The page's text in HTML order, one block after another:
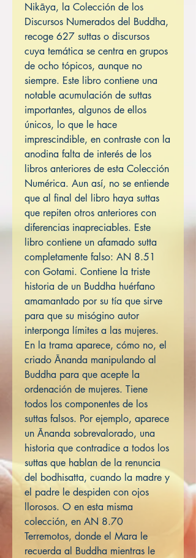
Nikāya, la Colección de los
Discursos Numerados del Buddha,
recoge 627 suttas o discursos
cuya temática se centra en grupos
de ocho tópicos, aunque no
siempre. Este libro contiene una
notable acumulación de suttas
importantes, algunos de ellos
únicos, lo que le hace
imprescindible, en contraste con la
anodina falta de interés de los
libros anteriores de esta Colección
Numérica. Aun así, no se entiende
que al final del libro haya suttas
que repiten otros anteriores con
diferencias inapreciables. Este
libro contiene un afamado sutta
completamente falso: AN 8.51
con Gotami. Contiene la triste
historia de un Buddha huérfano
amamantado por su tía que sirve
para que su misógino autor
interponga límites a las mujeres.
En la trama aparece, cómo no, el
criado Ānanda manipulando al
Buddha para que acepte la
ordenación de mujeres. Tiene
todos los componentes de los
suttas falsos. Por ejemplo, aparece
un Ānanda sobrevalorado, una
historia que contradice a todos los
suttas que hablan de la renuncia
del bodhisatta, cuando la madre y
el padre le despiden con ojos
llorosos. O en esta misma
colección, en AN 8.70
Terremotos, donde el Mara le
recuerda al Buddha mientras le